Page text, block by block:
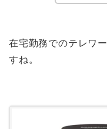
在宅勤務でのテレワ
すね。